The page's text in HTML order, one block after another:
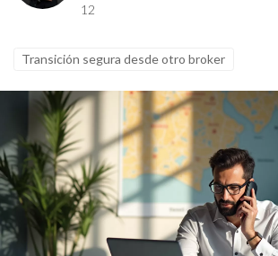
12
Transición segura desde otro broker